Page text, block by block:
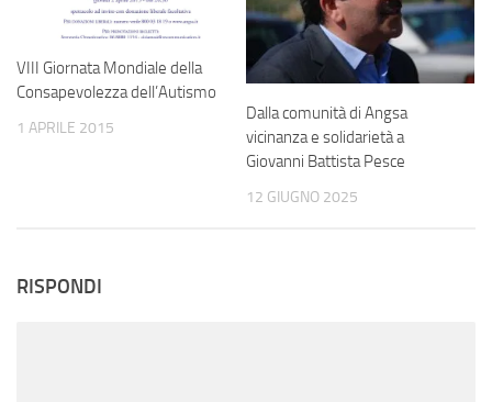
VIII Giornata Mondiale della
Consapevolezza dell’Autismo
1 APRILE 2015
Dalla comunità di Angsa
vicinanza e solidarietà a
Giovanni Battista Pesce
12 GIUGNO 2025
RISPONDI